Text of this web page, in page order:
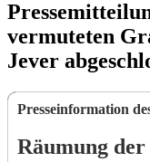
vermuteten
Jever
Presseinformation
Räumung